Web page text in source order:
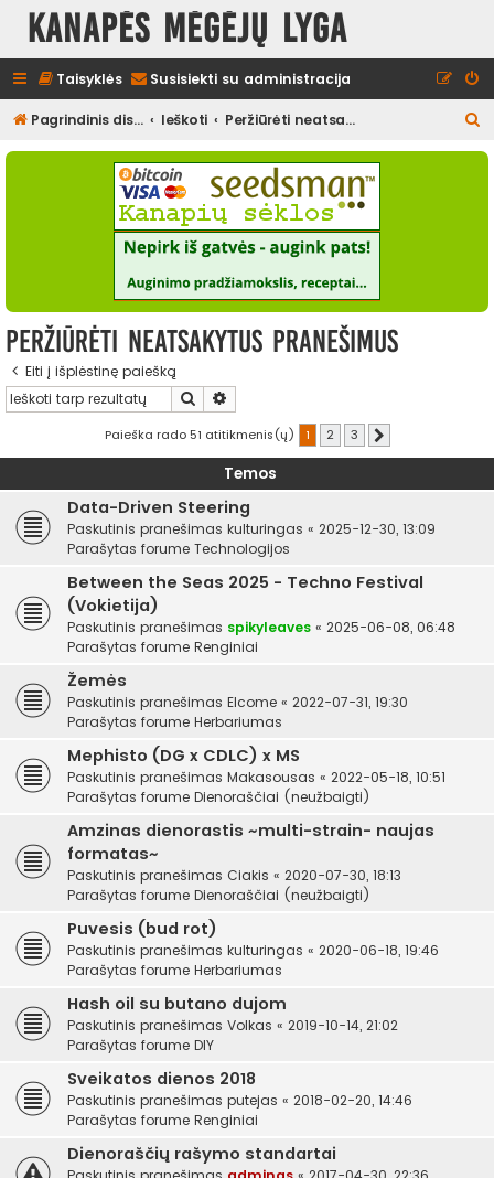
Kanapės mėgėjų lyga
Taisyklės Susisiekti su administracija
Pagrindinis diskusijų puslapis Ieškoti Peržiūrėti neatsakytus pranešimus
e
Peržiūrėti neatsakytus pranešimus
Eiti į išplėstinę paiešką
Ieškoti
Paieška rado 51 atitikmenis(ų) 1 2 3
Temos
Data-Driven Steering
Paskutinis pranešimas kulturingas « 2025-12-30, 13:09
Parašytas forume Technologijos
Between the Seas 2025 - Techno Festival
(Vokietija)
Paskutinis pranešimas spikyleaves « 2025-06-08, 06:48
Parašytas forume Renginiai
Žemės
Paskutinis pranešimas Elcome « 2022-07-31, 19:30
Parašytas forume Herbariumas
Mephisto (DG x CDLC) x MS
Paskutinis pranešimas Makasousas « 2022-05-18, 10:51
Parašytas forume Dienoraščiai (neužbaigti)
Amzinas dienorastis ~multi-strain- naujas
formatas~
Paskutinis pranešimas Ciakis « 2020-07-30, 18:13
Parašytas forume Dienoraščiai (neužbaigti)
Puvesis (bud rot)
Paskutinis pranešimas kulturingas « 2020-06-18, 19:46
Parašytas forume Herbariumas
Hash oil su butano dujom
Paskutinis pranešimas Volkas « 2019-10-14, 21:02
Parašytas forume DIY
Sveikatos dienos 2018
Paskutinis pranešimas putejas « 2018-02-20, 14:46
Parašytas forume Renginiai
Dienoraščių rašymo standartai